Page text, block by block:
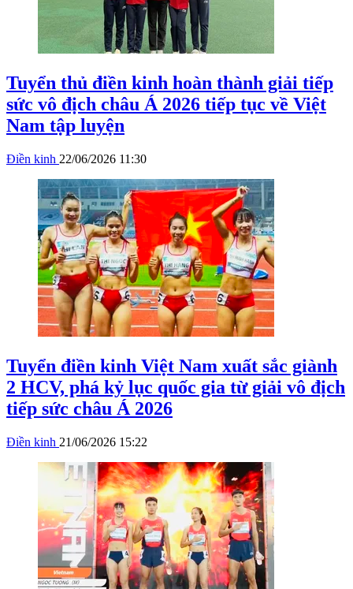
Tuyển thủ điền kinh hoàn thành giải tiếp
sức vô địch châu Á 2026 tiếp tục về Việt
Nam tập luyện
Điền kinh 22/06/2026 11:30
Tuyển điền kinh Việt Nam xuất sắc giành
2 HCV, phá kỷ lục quốc gia từ giải vô địch
tiếp sức châu Á 2026
Điền kinh 21/06/2026 15:22